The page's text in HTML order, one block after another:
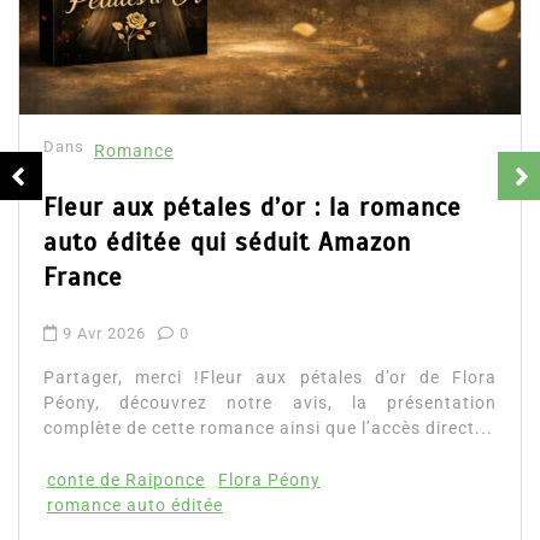
Collector Dear You (Intégrale) –
résumé et avis
16 Fév 2025
Partager, merci !Collector Dear You (Intégrale)
ainsi que l’accès direct au livre. Partager,...
Lire la suite